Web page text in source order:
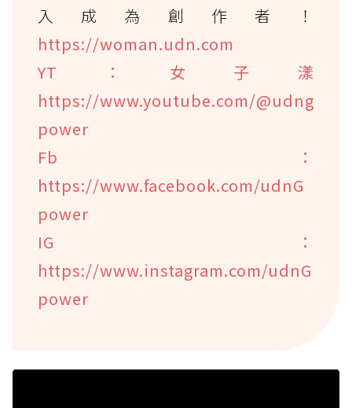
入成為創作者！
https://woman.udn.com
YT：女子漾
https://www.youtube.com/@udng
power
Fb：
https://www.facebook.com/udnG
power
IG：
https://www.instagram.com/udnG
power